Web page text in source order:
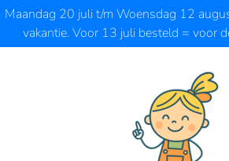
Ga naar de hoofdinhoud
Maandag 20 juli t/m Woensdag 12
vakantie. Voor 13 juli besteld = voor